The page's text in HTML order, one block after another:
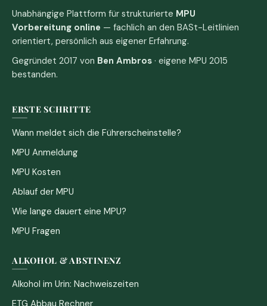
Unabhängige Plattform für strukturierte MPU
Vorbereitung online — fachlich an den BASt-Leitlinien
orientiert, persönlich aus eigener Erfahrung.
Gegründet 2017 von Ben Ambros · eigene MPU 2015
bestanden.
ERSTE SCHRITTE
Wann meldet sich die Führerscheinstelle?
MPU Anmeldung
MPU Kosten
Ablauf der MPU
Wie lange dauert eine MPU?
MPU Fragen
ALKOHOL & ABSTINENZ
Alkohol im Urin: Nachweiszeiten